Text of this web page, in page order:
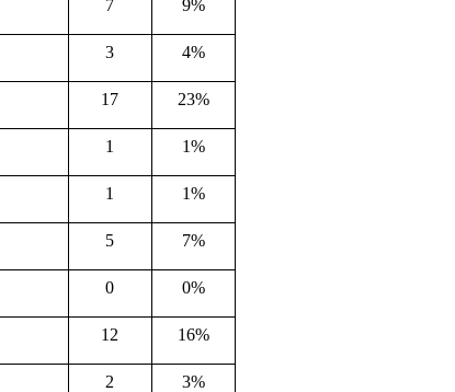
7 9%
3 4%
17 23%
1 1%
1 1%
5 7%
0 0%
12 16%
2 3%